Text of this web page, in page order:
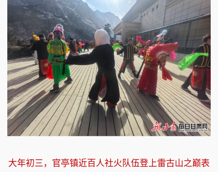
大年初三，官亭镇近百人社火队伍登上雷古山之巅表